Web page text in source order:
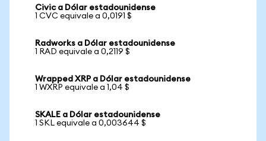
Civic a Dólar estadounidense
1 CVC equivale a 0,0191 $
Radworks a Dólar estadounidense
1 RAD equivale a 0,2119 $
Wrapped XRP a Dólar estadounidense
1 WXRP equivale a 1,04 $
SKALE a Dólar estadounidense
1 SKL equivale a 0,003644 $